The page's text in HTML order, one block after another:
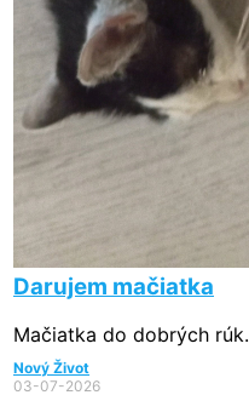
Darujem mačiatka
Mačiatka do dobrých rúk.
Nový Život
03-07-2026